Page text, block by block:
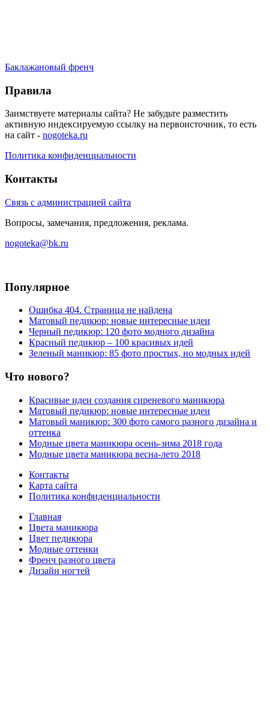
Баклажановый френч
Правила
Заимствуете материалы сайта? Не забудьте разместить
активную индексируемую ссылку на первоисточник, то есть
на сайт - nogoteka.ru
Политика конфиденциальности
Контакты
Связь с администрацией сайта
Вопросы, замечания, предложения, реклама.
nogoteka@bk.ru
Популярное
Ошибка 404. Страница не найдена
Матовый педикюр: новые интересные идеи
Черный педикюр: 120 фото модного дизайна
Красный педикюр – 100 красивых идей
Зеленый маникюр: 85 фото простых, но модных идей
Что нового?
Красивые идеи создания сиреневого маникюра
Матовый педикюр: новые интересные идеи
Матовый маникюр: 300 фото самого разного дизайна и
оттенка
Модные цвета маникюра осень-зима 2018 года
Модные цвета маникюра весна-лето 2018
Контакты
Карта сайта
Политика конфиденциальности
Главная
Цвета маникюра
Цвет педикюра
Модные оттенки
Френч разного цвета
Дизайн ногтей